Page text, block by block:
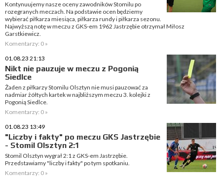
Kontynuujemy nasze oceny zawodników Stomilu po
rozegranych meczach. Na podstawie ocen będziemy
wybierać piłkarza miesiąca, piłkarza rundy i piłkarza sezonu.
Najwyższą notę w meczu z GKS-em 1962 Jastrzębie otrzymał Miłosz
Garstkiewicz.
Komentarzy: 0 »
01.08.23 21:13
Nikt nie pauzuje w meczu z Pogonią
Siedlce
Żaden z piłkarzy Stomilu Olsztyn nie musi pauzować za
nadmiar żółtych kartek w najbliższym meczu 3. kolejki z
Pogonią Siedlce.
Komentarzy: 0 »
01.08.23 13:49
"Liczby i fakty" po meczu GKS Jastrzębie
- Stomil Olsztyn 2:1
Stomil Olsztyn wygrał 2:1 z GKS-em Jastrzębie.
Przedstawiamy "liczby i fakty" po tym spotkaniu.
Komentarzy: 0 »